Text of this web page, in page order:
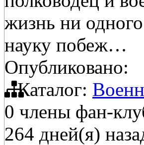
жизнь ни
науку побеж…
Опубликовано:
Каталог:
0 члены фан-
264 дней(я)